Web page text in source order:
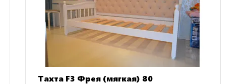
Тахта F3 Фрея (мягкая) 80